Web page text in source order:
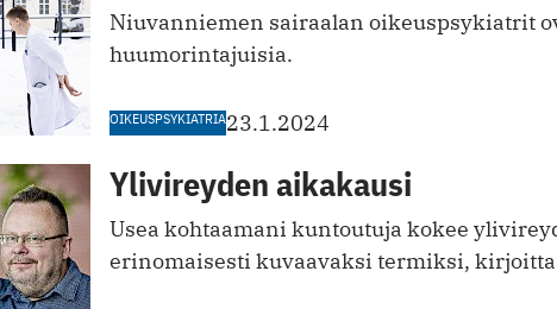
Niuvanniemen sairaalan oikeuspsykiatrit
huumorintajuisia.
OIKEUSPSYKIATRIA23.1.2024
Ylivireyden aikakausi
Usea kohtaamani kuntoutuja kokee
erinomaisesti kuvaavaksi termiksi,